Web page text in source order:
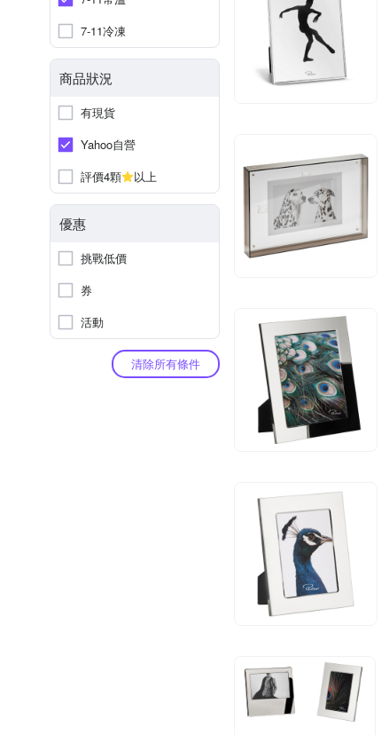
7-11冷凍
商品狀況
有現貨
Yahoo自營
評價4顆
以上
優惠
挑戰低價
券
活動
清除所有條件